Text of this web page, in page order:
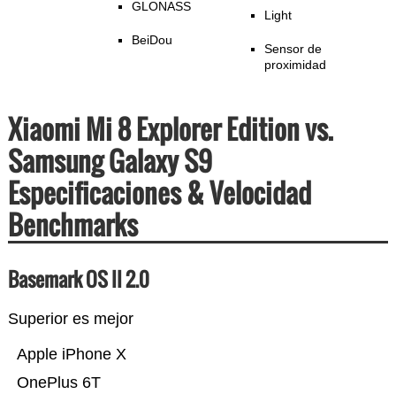
GLONASS
BeiDou
Light
Sensor de
proximidad
Xiaomi Mi 8 Explorer Edition vs.
Samsung Galaxy S9
Especificaciones & Velocidad
Benchmarks
Basemark OS II 2.0
Superior es mejor
OnePlus 6T
Apple iPhone X